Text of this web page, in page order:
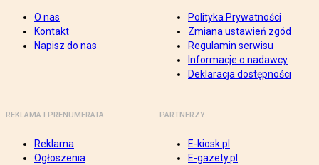
O nas
Kontakt
Napisz do nas
Polityka Prywatności
Zmiana ustawień zgód
Regulamin serwisu
Informacje o nadawcy
Deklaracja dostępności
REKLAMA I PRENUMERATA
Reklama
Ogłoszenia
PARTNERZY
E-kiosk.pl
E-gazety.pl